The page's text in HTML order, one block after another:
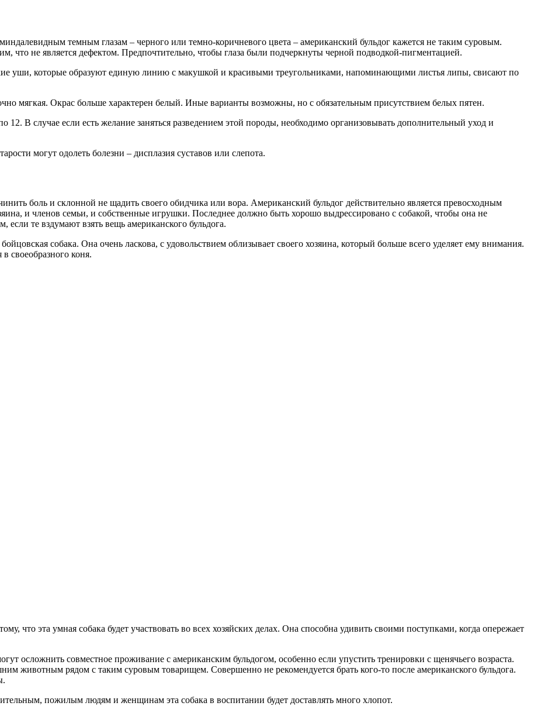
темным глазам – черного или темно-коричневого цвета – американский бульдог кажется не таким суровым.
что не является дефектом. Предпочтительно, чтобы глаза были подчеркнуты черной подводкой-пигментацией.
уши, которые образуют единую линию с макушкой и красивыми треугольниками, напоминающими листья липы, свисают по
мягкая. Окрас больше характерен белый. Иные варианты возможны, но с обязательным присутствием белых пятен.
В случае если есть желание заняться разведением этой породы, необходимо организовывать дополнительный уход и
могут одолеть болезни – дисплазия суставов или слепота.
боль и склонной не щадить своего обидчика или вора. Американский бульдог действительно является превосходным
и членов семьи, и собственные игрушки. Последнее должно быть хорошо выдрессировано с собакой, чтобы она не
те вздумают взять вещь американского бульдога.
собака. Она очень ласкова, с удовольствием облизывает своего хозяина, который больше всего уделяет ему внимания.
своеобразного коня.
что эта умная собака будет участвовать во всех хозяйских делах. Она способна удивить своими поступками, когда опережает
осложнить совместное проживание с американским бульдогом, особенно если упустить тренировки с щенячьего возраста.
животным рядом с таким суровым товарищем. Совершенно не рекомендуется брать кого-то после американского бульдога.
пожилым людям и женщинам эта собака в воспитании будет доставлять много хлопот.